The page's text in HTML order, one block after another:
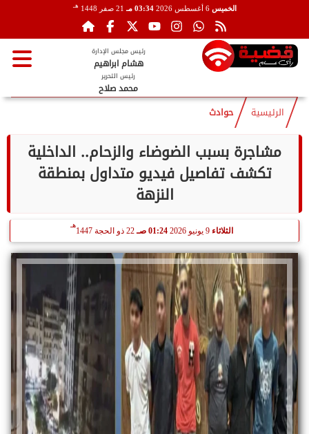
الخميس 6 أغسطس 2026 03:34 مـ 21 صفر 1448 هـ
رئيس مجلس الإدارة
هشام ابراهيم
رئيس التحرير
محمد صلاح
الرئيسية حوادث
مشاجرة بسبب الضوضاء والزحام.. الداخلية
تكشف تفاصيل فيديو متداول بمنطقة
النزهة
الثلاثاء 01:24 صـ 22 ذو الحجة 1447
هـ